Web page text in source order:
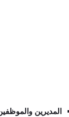
المديرين